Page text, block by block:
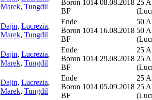
Marek, Tungdil
Boron 1014
BF
08.08.2018 25
Dajin, Lucrezia,
Marek, Tungdil
Ende
Boron 1014
BF
16.08.2018
50
50
Dajin, Lucrezia,
Marek, Tungdil
Ende
Boron 1014
BF
29.08.2018
25
25
Dajin, Lucrezia,
Marek, Tungdil
Ende
Boron 1014
BF
05.09.2018
25
25